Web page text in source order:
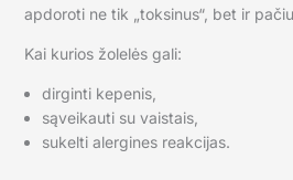
apdoroti ne tik „toksinus“, bet ir
Kai kurios žolelės gali:
dirginti kepenis,
sąveikauti su vaistais,
sukelti alergines reakcijas.